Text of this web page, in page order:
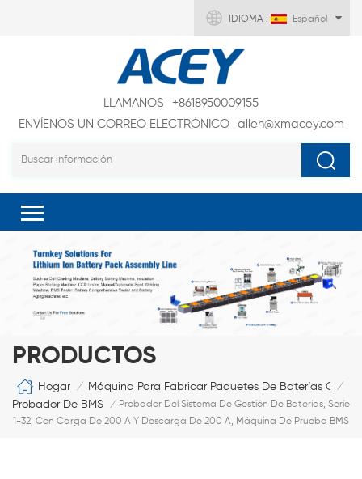
IDIOMA : Español
LLAMANOS
+8618950009155
ENVÍENOS UN CORREO ELECTRÓNICO
allen@xmacey.com
PRODUCTOS
Hogar / Máquina Para Fabricar Paquetes De Baterías /
Probador De BMS / Probador Del Sistema De Gestión De Baterías, Serie
1-32, Con Carga De 200 A Y Descarga De 200 A, Máquina De Prueba BMS